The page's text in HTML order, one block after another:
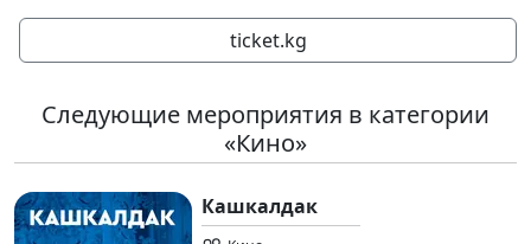
ticket.kg
Следующие мероприятия в категории
«Кино»
Кашкалдак